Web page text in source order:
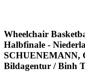
Wheelchair
Halbfinale -
SCHUENEMANN,
Bildagentur / Binh